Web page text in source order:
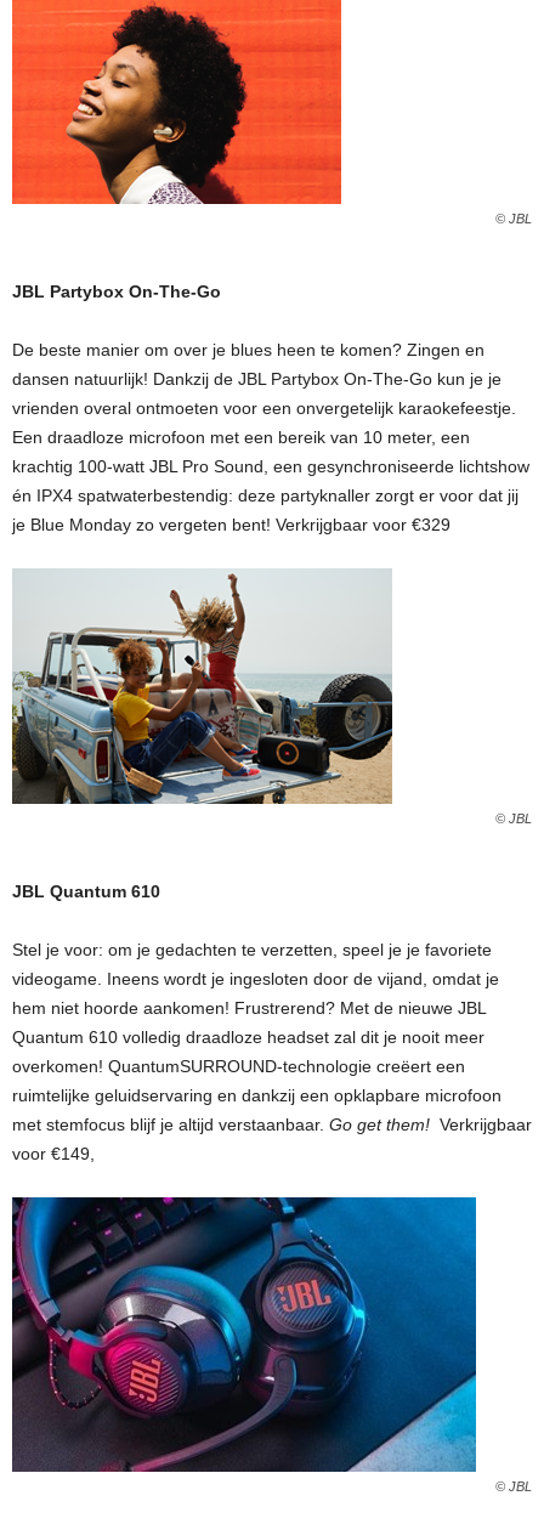
© JBL
JBL Partybox On-The-Go
De beste manier om over je blues heen te komen? Zingen en
dansen natuurlijk! Dankzij de JBL Partybox On-The-Go kun je je
vrienden overal ontmoeten voor een onvergetelijk karaokefeestje.
Een draadloze microfoon met een bereik van 10 meter, een
krachtig 100-watt JBL Pro Sound, een gesynchroniseerde lichtshow
én IPX4 spatwaterbestendig: deze partyknaller zorgt er voor dat jij
je Blue Monday zo vergeten bent! Verkrijgbaar voor €329
© JBL
JBL Quantum 610
Stel je voor: om je gedachten te verzetten, speel je je favoriete
videogame. Ineens wordt je ingesloten door de vijand, omdat je
hem niet hoorde aankomen! Frustrerend? Met de nieuwe JBL
Quantum 610 volledig draadloze headset zal dit je nooit meer
overkomen! QuantumSURROUND-technologie creëert een
ruimtelijke geluidservaring en dankzij een opklapbare microfoon
met stemfocus blijf je altijd verstaanbaar. Go get them! Verkrijgbaar
voor €149,
© JBL